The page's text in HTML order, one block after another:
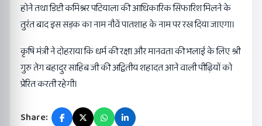
होने तथा डिप्टी कमिश्नर पटियाला की आधिकारिक सिफारिश मिलने के
तुरंत बाद इस सड़क का नाम नौवें पातशाह के नाम पर रख दिया जाएगा।
कृषि मंत्री ने दोहराया कि धर्म की रक्षा और मानवता की भलाई के लिए श्री
गुरु तेग बहादुर साहिब जी की अद्वितीय शहादत आने वाली पीढ़ियों को
प्रेरित करती रहेगी।
Share: